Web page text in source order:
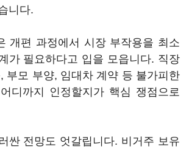
니다.
개편 과정에서 시장 부작용을 최소
가 필요하다고 입을 모읍니다. 직장
부모 부양, 임대차 계약 등 불가피한
디까지 인정할지가 핵심 쟁점으로
싼 전망도 엇갈립니다. 비거주 보유